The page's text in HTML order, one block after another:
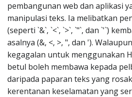
pembangunan web dan aplikasi
manipulasi teks. Ia melibatkan
(seperti `&`, `<`, `>`, `"`, dan `'`)
asalnya (&, <, >, ", dan ').
kegagalan untuk menggunakan
betul boleh membawa kepada
daripada paparan teks yang
kerentanan keselamatan yang